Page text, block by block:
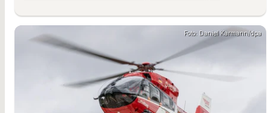
Foto: Daniel Karmann/dpa